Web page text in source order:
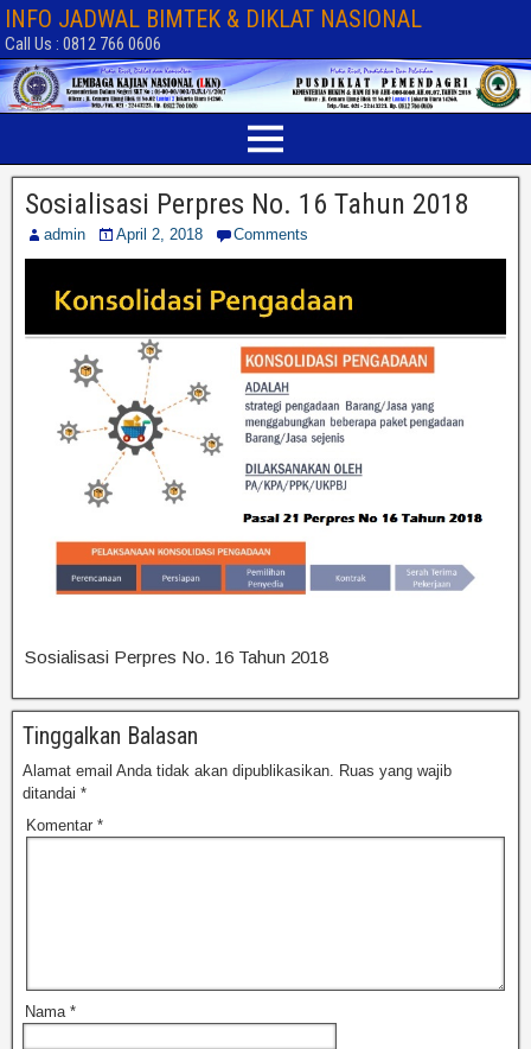
INFO JADWAL BIMTEK & DIKLAT NASIONAL
Call Us : 0812 766 0606
Sosialisasi Perpres No. 16 Tahun 2018
admin April 2, 2018 Comments
Sosialisasi Perpres No. 16 Tahun 2018
Tinggalkan Balasan
Alamat email Anda tidak akan dipublikasikan. Ruas yang wajib
ditandai *
Komentar *
Nama *